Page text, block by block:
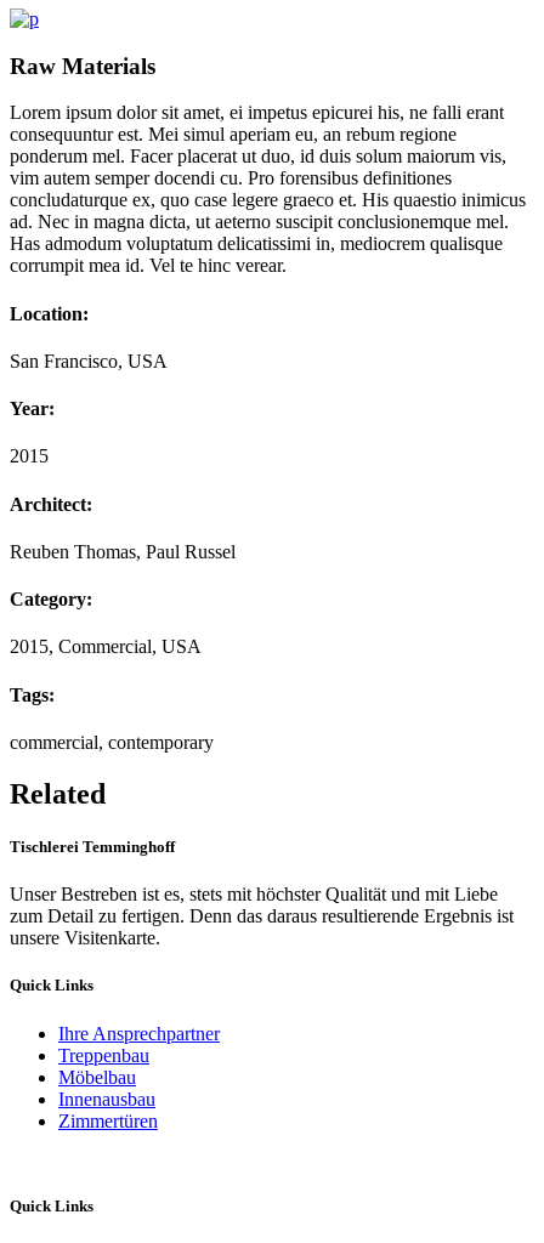
Raw Materials
Lorem ipsum dolor sit amet, ei impetus epicurei his, ne falli erant
consequuntur est. Mei simul aperiam eu, an rebum regione
ponderum mel. Facer placerat ut duo, id duis solum maiorum vis,
vim autem semper docendi cu. Pro forensibus definitiones
concludaturque ex, quo case legere graeco et. His quaestio inimicus
ad. Nec in magna dicta, ut aeterno suscipit conclusionemque mel.
Has admodum voluptatum delicatissimi in, mediocrem qualisque
corrumpit mea id. Vel te hinc verear.
Location:
San Francisco, USA
Year:
2015
Architect:
Reuben Thomas, Paul Russel
Category:
2015, Commercial, USA
Tags:
commercial, contemporary
Related
Tischlerei Temminghoff
Unser Bestreben ist es, stets mit höchster Qualität und mit Liebe
zum Detail zu fertigen. Denn das daraus resultierende Ergebnis ist
unsere Visitenkarte.
Quick Links
Ihre Ansprechpartner
Treppenbau
Möbelbau
Innenausbau
Zimmertüren
Quick Links